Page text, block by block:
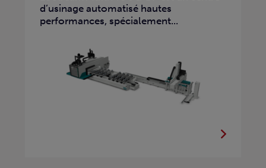
d’usinage automatisé hautes
performances, spécialement...